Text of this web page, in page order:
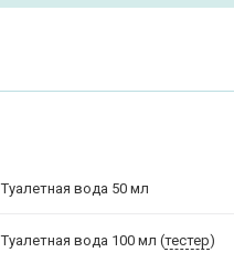
Туалетная вода 50 мл
Туалетная вода 100 мл (тестер)